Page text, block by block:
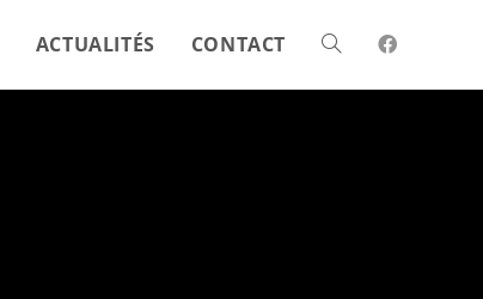
ACTUALITÉS CONTACT